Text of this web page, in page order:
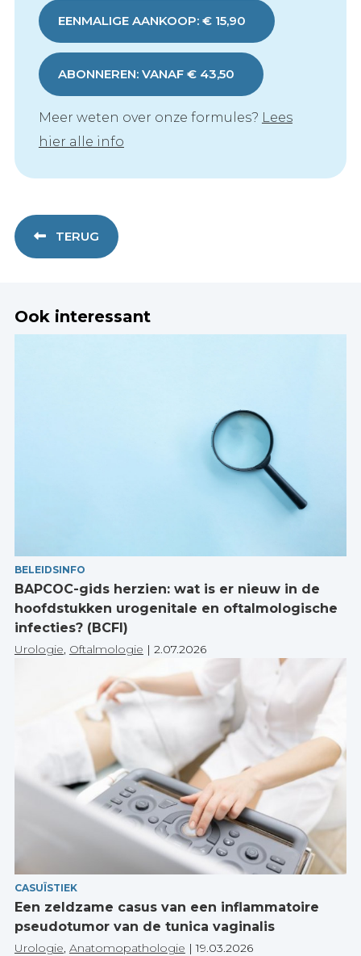
EENMALIGE AANKOOP: € 15,90
ABONNEREN: VANAF € 43,50
Meer weten over onze formules? Lees
hier alle info
TERUG
Ook interessant
BELEIDSINFO
BAPCOC-gids herzien: wat is er nieuw in de
hoofdstukken urogenitale en oftalmologische
infecties? (BCFI)
Urologie, Oftalmologie | 2.07.2026
CASUÏSTIEK
Een zeldzame casus van een inflammatoire
pseudotumor van de tunica vaginalis
Urologie, Anatomopathologie |19.03.2026